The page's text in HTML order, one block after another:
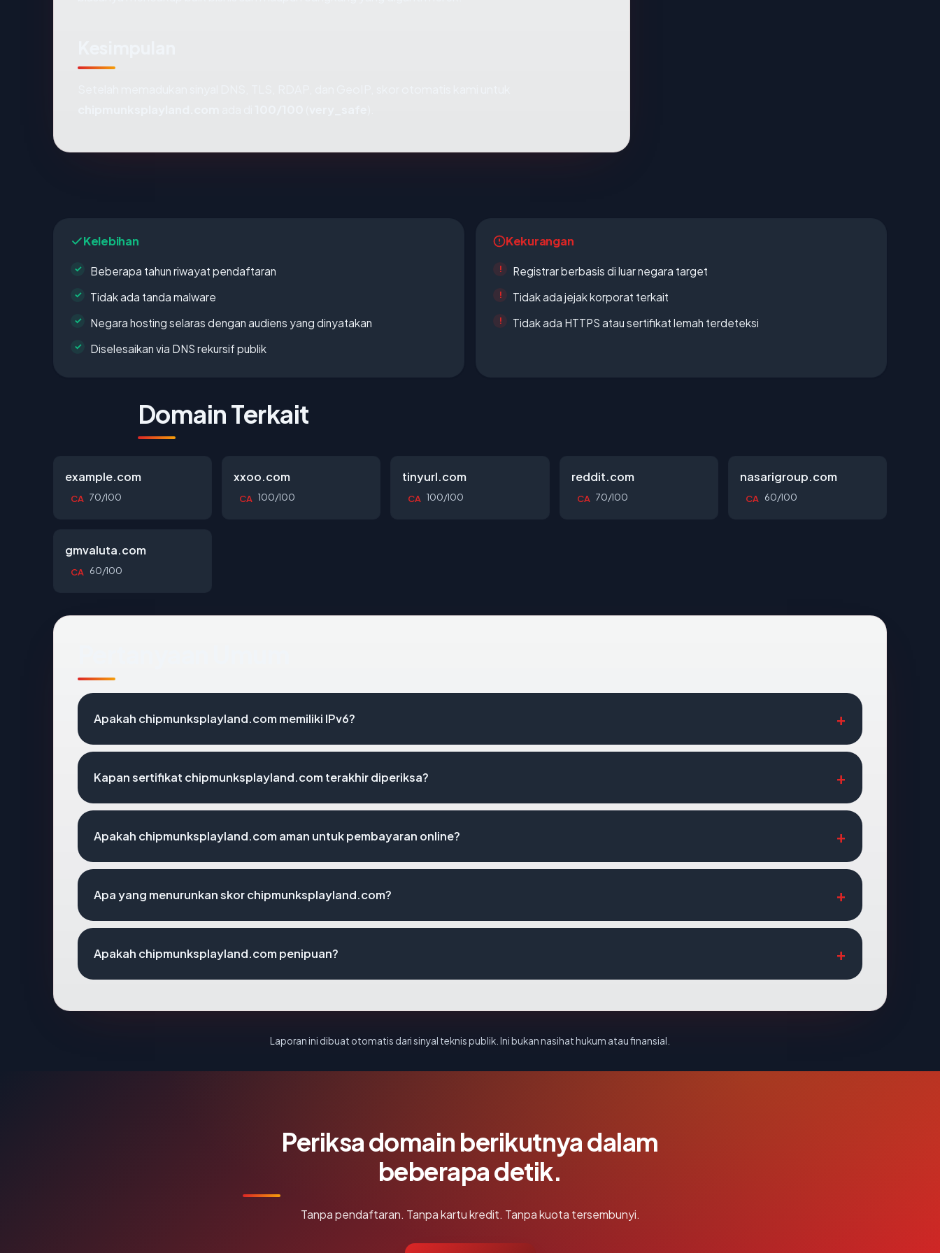
Kelebihan
Beberapa tahun riwayat pendaftaran
Tidak ada tanda malware
Negara hosting selaras dengan audiens yang dinyatakan
Diselesaikan via DNS rekursif publik
Kekurangan
Registrar berbasis di luar negara target
Tidak ada jejak korporat terkait
Tidak ada HTTPS atau sertifikat lemah terdeteksi
Domain Terkait
example.com
CA 70/100
xxoo.com
CA 100/100
tinyurl.com
CA 100/100
reddit.com
CA 70/100
nasarigroup.com
CA 60/100
gmvaluta.com
CA 60/100
Apakah chipmunksplayland.com memiliki IPv6?
Kapan sertifikat chipmunksplayland.com terakhir diperiksa?
Apakah chipmunksplayland.com aman untuk pembayaran online?
Apa yang menurunkan skor chipmunksplayland.com?
Apakah chipmunksplayland.com penipuan?
Laporan ini dibuat otomatis dari sinyal teknis publik. Ini bukan nasihat hukum atau finansial.
Periksa domain berikutnya dalam
beberapa detik.
Tanpa pendaftaran. Tanpa kartu kredit. Tanpa kuota tersembunyi.